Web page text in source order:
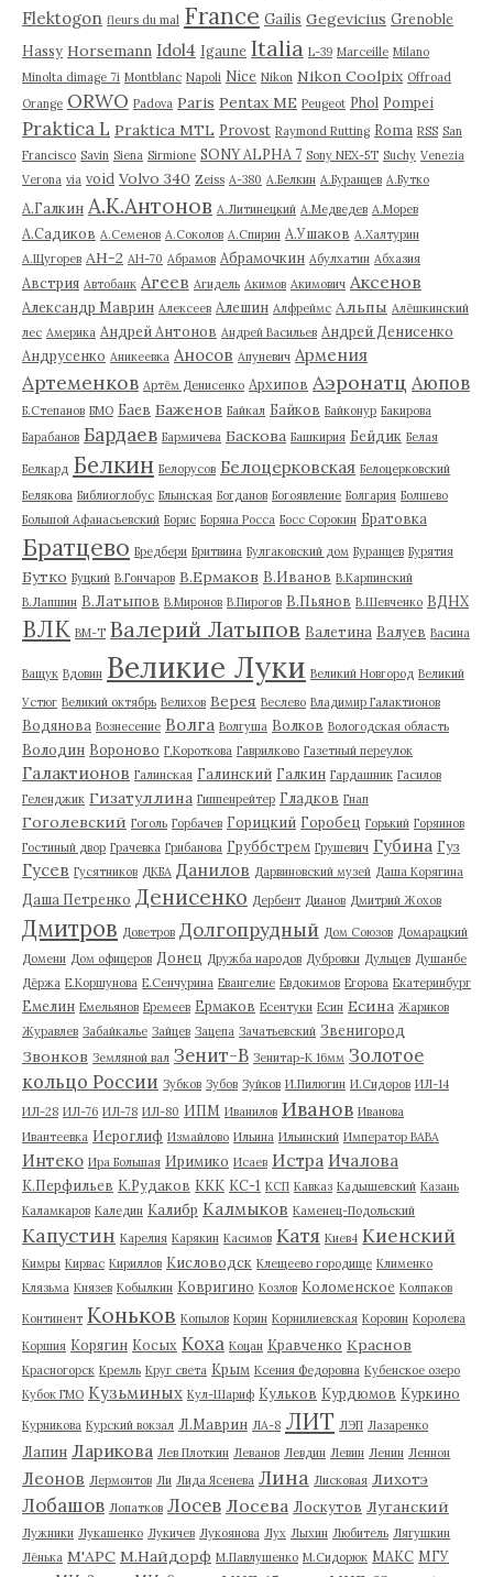
Flektogon fleurs du mal France Gailis Gegevicius Grenoble
Hassy Horsemann Idol4 Igaune Italia L-39 Marceille Milano
Minolta dimage 7i Montblanc Napoli Nice Nikon Nikon Coolpix Offroad
Orange ORWO Padova Paris Pentax ME Peugeot Phol Pompei
Praktica L Praktica MTL Provost Raymond Rutting Roma RSS San
Francisco Savin Siena Sirmione SONY ALPHA 7 Sony NEX-5T Suchy Venezia
Verona via void Volvo 340 Zeiss А-380 А.Белкин А.Буранцев А.Бутко
А.Галкин А.К.Антонов А.Литинецкий А.Медведев А.Морев
А.Садиков А.Семенов А.Соколов А.Спирин А.Ушаков А.Халтурин
А.Щугорев АН-2 АН-70 Абрамов Абрамочкин Абулхатин Абхазия
Австрия Автобанк Агеев Агидель Акимов Акимович Аксенов
Александр Маврин Алексеев Алешин Алфреймс Альпы Алёшкинский
лес Америка Андрей Антонов Андрей Васильев Андрей Денисенко
Андрусенко Аникеевка Аносов Апуневич Армения
Артеменков Артём Денисенко Архипов Аэронатц Аюпов
Б.Степанов БМО Баев Баженов Байкал Байков Байконур Бакирова
Барабанов Бардаев Бармичева Баскова Башкирия Бейдик Белая
Белкард Белкин Белорусов Белоцерковская Белоцерковский
Белякова Библиоглобус Блынская Богданов Богоявление Болгария Болшево
Большой Афанасьевский Борис Боряна Росса Босс Сорокин Братовка
Братцево Бредбери Бритвина Булгаковский дом Буранцев Бурятия
Бутко Буцкий В.Гончаров В.Ермаков В.Иванов В.Карпинский
В.Лапшин В.Латыпов В.Миронов В.Пирогов В.Пьянов В.Шевченко ВДНХ
ВЛК ВМ-Т Валерий Латыпов Валетина Валуев Васина
Ващук Вдовин Великие Луки Великий Новгород Великий
Устюг Великий октябрь Велихов Верея Веслево Владимир Галактионов
Водянова Вознесение Волга Волгуша Волков Вологодская область
Володин Вороново Г.Короткова Гаврилково Газетный переулок
Галактионов Галинская Галинский Галкин Гардашник Гасилов
Геленджик Гизатуллина Гиппенрейтер Гладков Гнап
Гоголевский Гоголь Горбачев Горицкий Горобец Горький Горяинов
Гостиный двор Грачевка Грибанова Груббстрем Грушевич Губина Гуз
Гусев Гусятников ДКБА Данилов Дарвиновский музей Даша Корягина
Даша Петренко Денисенко Дербент Дианов Дмитрий Жохов
Дмитров Доветров Долгопрудный Дом Союзов Домарацкий
Домени Дом офицеров Донец Дружба народов Дубровки Дульцев Душанбе
Дёржа Е.Коршунова Е.Сенчурина Евангелие Евдокимов Егорова Екатеринбург
Емелин Емельянов Еремеев Ермаков Есентуки Есин Есина Жариков
Журавлев Забайкалье Зайцев Зацепа Зачатьевский Звенигород
Звонков Земляной вал Зенит-В Зенитар-К 16мм Золотое
кольцо России Зубков Зубов Зуйков И.Пилюгин И.Сидоров ИЛ-14
ИЛ-28 ИЛ-76 ИЛ-78 ИЛ-80 ИПМ Иванилов Иванов Иванова
Ивантеевка Иероглиф Измайлово Ильина Ильинский Император ВАВА
Интеко Ира Большая Иримико Исаев Истра Ичалова
К.Перфильев К.Рудаков ККК КС-1 КСП Кавказ Кадышевский Казань
Каламкаров Каледин Калибр Калмыков Каменец-Подольский
Капустин Карелия Карякин Касимов Катя Киев4 Киенский
Кимры Кирвас Кириллов Кисловодск Клещеево городище Клименко
Клязьма Князев Кобылкин Ковригино Козлов Коломенское Колпаков
Континент Коньков Копылов Корин Корнилиевская Коровин Королева
Коршия Корягин Косых Коха Коцан Кравченко Краснов
Красногорск Кремль Круг света Крым Ксения Федоровна Кубенское озеро
Кубок ГМО Кузьминых Кул-Шариф Кульков Курдюмов Куркино
Курникова Курский вокзал Л.Маврин ЛА-8 ЛИТ ЛЭП Лазаренко
Лапин Ларикова Лев Плоткин Леванов Левдин Левин Ленин Леннон
Леонов Лермонтов Ли Лида Ясенева Лина Лисковая Лихотэ
Лобашов Лопатков Лосев Лосева Лоскутов Луганский
Лужники Лукашенко Лукичев Лукоянова Лух Лыхин Любитель Лягушкин
Лёнька М'АРС М.Найдорф М.Павлушенко М.Сидорюк МАКС МГУ